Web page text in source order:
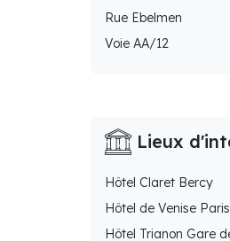
Rue Ebelmen
Voie AA/12
Lieux
Hôtel Claret Bercy
Hôtel de Venise
Hôtel Trianon Gare